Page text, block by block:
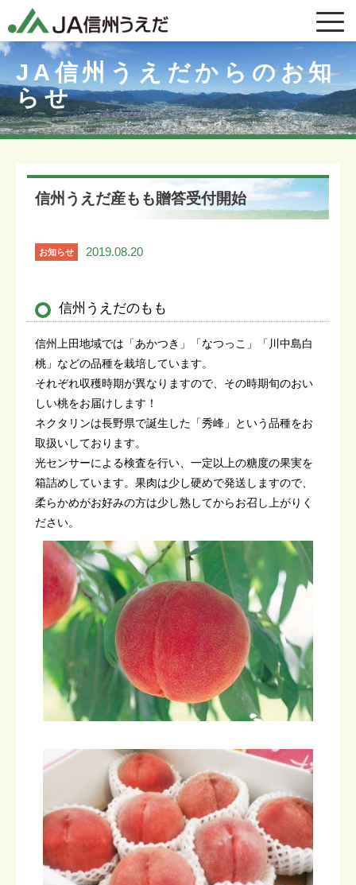
JA信州うえだからのお知
らせ
信州うえだ産もも贈答受付開始
お知らせ 2019.08.20
信州うえだのもも
信州上田地域では「あかつき」「なつっこ」「川中島白
桃」などの品種を栽培しています。
それぞれ収穫時期が異なりますので、その時期旬のおい
しい桃をお届けします！
ネクタリンは長野県で誕生した「秀峰」という品種をお
取扱いしております。
光センサーによる検査を行い、一定以上の糖度の果実を
箱詰めしています。果肉は少し硬めで発送しますので、
柔らかめがお好みの方は少し熟してからお召し上がりく
ださい。